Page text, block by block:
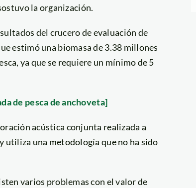
la organización.
del crucero de evaluación de
estimó una biomasa de 3.38 millones
ya que se requiere un mínimo de 5
de pesca de anchoveta]
acústica conjunta realizada a
utiliza una metodología que no ha sido
varios problemas con el valor de